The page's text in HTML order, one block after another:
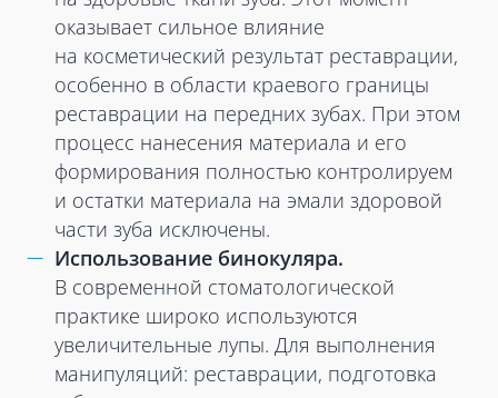
оказывает сильное влияние
на косметический результат реставрации,
особенно в области краевого границы
реставрации на передних зубах. При этом
процесс нанесения материала и его
формирования полностью контролируем
и остатки материала на эмали здоровой
части зуба исключены.
Использование бинокуляра.
В современной стоматологической
практике широко используются
увеличительные лупы. Для выполнения
манипуляций: реставрации, подготовка